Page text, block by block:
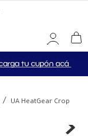
UA HeatGear Crop